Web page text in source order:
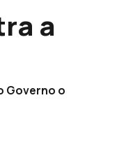
a
Governo o